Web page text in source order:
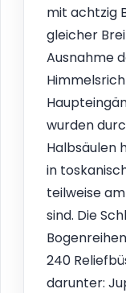
mit achtzig
gleicher
Ausnahme
wurden
Halbsäulen
in
teilweise
sind. Die
240
darunter: